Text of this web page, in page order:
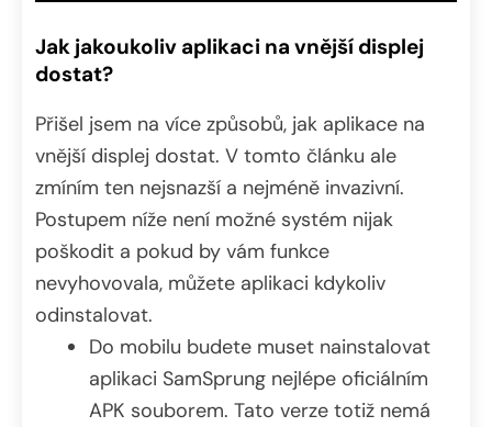
Jak jakoukoliv aplikaci na vnější displej
dostat?
Přišel jsem na více způsobů, jak aplikace na
vnější displej dostat. V tomto článku ale
zmíním ten nejsnazší a nejméně invazivní.
Postupem níže není možné systém nijak
poškodit a pokud by vám funkce
nevyhovovala, můžete aplikaci kdykoliv
odinstalovat.
Do mobilu budete muset nainstalovat
aplikaci SamSprung nejlépe oficiálním
APK souborem. Tato verze totiž nemá